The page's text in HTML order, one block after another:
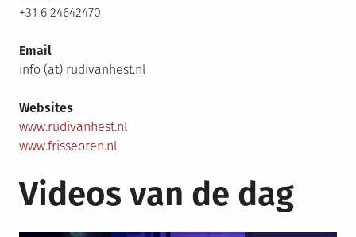
+31 6 24642470
Email
info (at) rudivanhest.nl
Websites
www.rudivanhest.nl
www.frisseoren.nl
Videos van de dag